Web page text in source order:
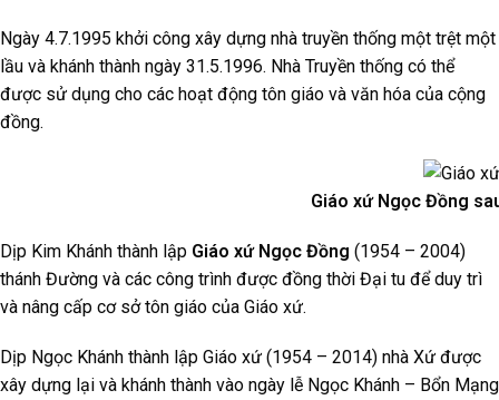
Ngày 4.7.1995 khởi công xây dựng nhà truyền thống một trệt một
lầu và khánh thành ngày 31.5.1996. Nhà Truyền thống có thể
được sử dụng cho các hoạt động tôn giáo và văn hóa của cộng
đồng.
Giáo xứ Ngọc Đồng
Dịp Kim Khánh thành lập Giáo xứ Ngọc Đồng (1954 – 2004)
thánh Đường và các công trình được đồng thời Đại tu để duy trì
và nâng cấp cơ sở tôn giáo của Giáo xứ.
Dịp Ngọc Khánh thành lập Giáo xứ (1954 – 2014) nhà Xứ được
xây dựng lại và khánh thành vào ngày lễ Ngọc Khánh – Bổn Mạng